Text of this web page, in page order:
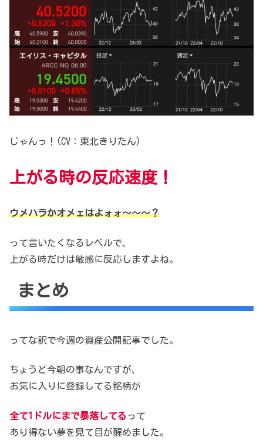
じゃんっ！(CV：東北きりたん)
上がる時の反応速度！
ウメハラかオメェはよォォ～～～？
って言いたくなるレベルで、
上がる時だけは敏感に反応しますよね。
まとめ
ってな訳で今週の資産公開記事でした。
ちょうど今朝の事なんですが、
お気に入りに登録してる銘柄が
全て1ドルにまで暴落してる って
あり得ない夢を見て目が醒めました。